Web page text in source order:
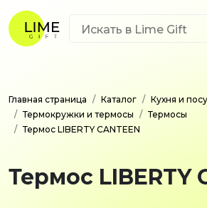
Главная страница Каталог
Кухня и
Термокружки и термосы
Термосы
Термос LIBERTY CANTEEN
Термос LIBERTY